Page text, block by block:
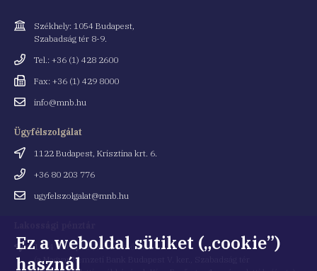
Cím
Székhely: 1054 Budapest,
Szabadság tér 8-9.
Telefonszám
Tel.: +36 (1) 428 2600
Fax
Fax: +36 (1) 429 8000
Emailinfo@mnb.hu
Ügyfélszolgálat
Cím
1122 Budapest, Krisztina krt. 6.
Telefonszám
+36 80 203 776
Emailugyfelszolgalat@mnb.hu
Cím 1054 Budapest, Kiss Ernő utca 1.
(a Magyar Nemzeti Bank Budapest V. ker., Szabadság tér
Ez a weboldal sütiket („cookie”)
használ